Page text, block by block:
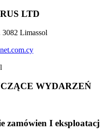
LTD
3082 Limassol
WYDARZEŃ
zamówien I